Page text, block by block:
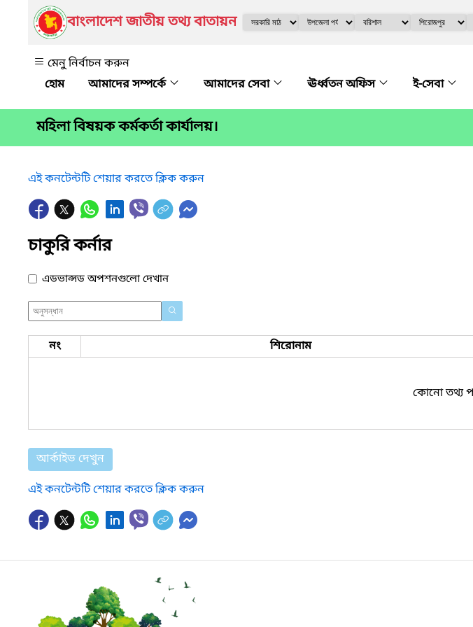
বাংলাদেশ জাতীয় তথ্য বাতায়ন
মেনু নির্বাচন করুন
আমাদের সম্পর্কে
আমাদের সেবা ঊর্ধ্বতন অফিস ই-সেবা
মহিলা বিষয়ক কর্মকর্তা কার্যালয়।
এই কনটেন্টটি শেয়ার করতে ক্লিক করুন
চাকুরি কর্নার
এডভান্সড অপশনগুলো দেখান
নং শিরোনাম
কোনো তথ্য
আর্কাইভ দেখুন
এই কনটেন্টটি শেয়ার করতে ক্লিক করুন